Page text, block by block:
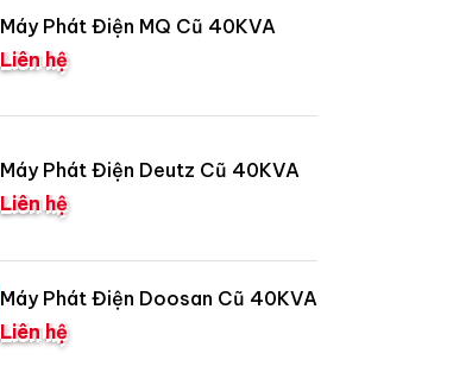
Máy Phát Điện MQ Cũ 40KVA
Liên hệ
Máy Phát Điện Deutz Cũ 40KVA
Liên hệ
Máy Phát Điện Doosan Cũ 40KVA
Liên hệ